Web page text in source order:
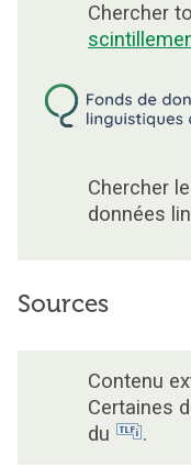
Chercher
Chercher
données
Sources
Contenu
Certaines
du
.